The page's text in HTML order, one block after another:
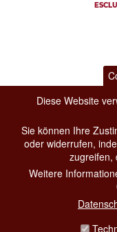
Diese Website
Sie können Ihre
oder widerrufen,
zugreifen,
Weitere